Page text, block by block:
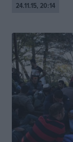
24.11.15, 20:14